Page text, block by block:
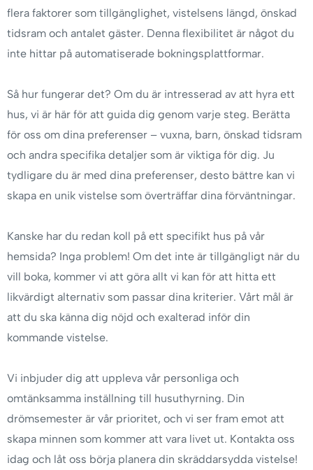
flera faktorer som tillgänglighet, vistelsens längd, önskad
tidsram och antalet gäster. Denna flexibilitet är något du
inte hittar på automatiserade bokningsplattformar.
Så hur fungerar det? Om du är intresserad av att hyra ett
hus, vi är här för att guida dig genom varje steg. Berätta
för oss om dina preferenser – vuxna, barn, önskad tidsram
och andra specifika detaljer som är viktiga för dig. Ju
tydligare du är med dina preferenser, desto bättre kan vi
skapa en unik vistelse som överträffar dina förväntningar.
Kanske har du redan koll på ett specifikt hus på vår
hemsida? Inga problem! Om det inte är tillgängligt när du
vill boka, kommer vi att göra allt vi kan för att hitta ett
likvärdigt alternativ som passar dina kriterier. Vårt mål är
att du ska känna dig nöjd och exalterad inför din
kommande vistelse.
Vi inbjuder dig att uppleva vår personliga och
omtänksamma inställning till husuthyrning. Din
drömsemester är vår prioritet, och vi ser fram emot att
skapa minnen som kommer att vara livet ut. Kontakta oss
idag och låt oss börja planera din skräddarsydda vistelse!